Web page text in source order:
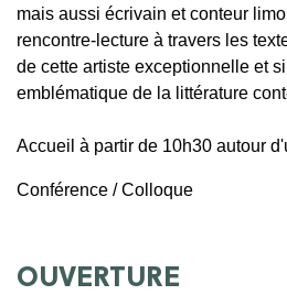
mais aussi écrivain et conteur
rencontre-lecture à travers les
de cette artiste exceptionnelle et
emblématique de la littérature
Accueil à partir de 10h30 autour
Conférence / Colloque
OUVERTURE